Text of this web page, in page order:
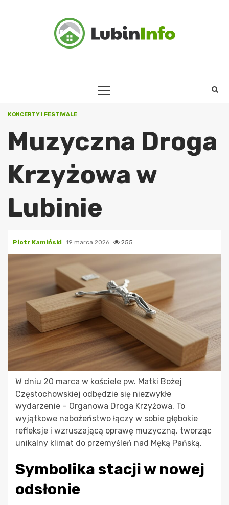
PRIMARY
KONCERTY I FESTIWALE
Muzyczna Droga
Krzyżowa w
Lubinie
Piotr Kamiński 19 marca 2026 255
W dniu 20 marca w kościele pw. Matki Bożej
Częstochowskiej odbędzie się niezwykłe
wydarzenie – Organowa Droga Krzyżowa. To
wyjątkowe nabożeństwo łączy w sobie głębokie
refleksje i wzruszającą oprawę muzyczną, tworząc
unikalny klimat do przemyśleń nad Męką Pańską.
Symbolika stacji w nowej
odsłonie